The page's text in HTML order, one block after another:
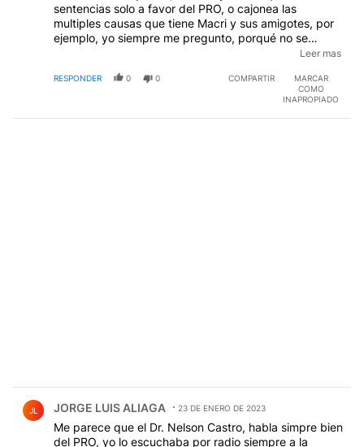
sentencias solo a favor del PRO, o cajonea las
multiples causas que tiene Macri y sus amigotes, por
ejemplo, yo siempre me pregunto, porqué no se
devaluaciones que hemos tenido practicamente licuó
y sigue licuando su deuda en Pesos. Como dice el
Leer mas
RESPONDER 0 0 COMPARTIR
MARCAR
COMO
INAPROPIADO
JL JORGE LUIS ALIAGA 23 DE ENERO DE 2023
Me parece que el Dr. Nelson Castro, habla simpre bien
del PRO, yo lo escuchaba por radio siempre a la